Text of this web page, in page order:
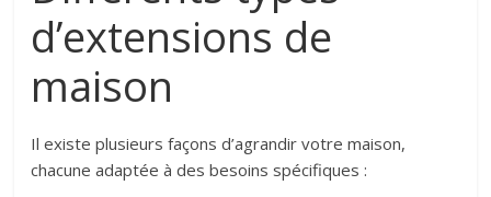
d’extensions de
maison
Il existe plusieurs façons d’agrandir votre maison,
chacune adaptée à des besoins spécifiques :